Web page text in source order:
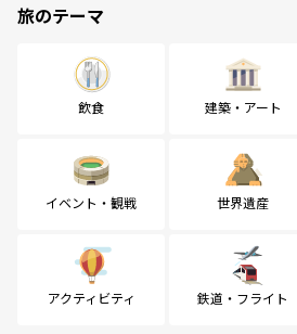
旅のテーマ
飲食 建築・アート
イベント・観戦 世界遺産
アクティビティ 鉄道・フライト